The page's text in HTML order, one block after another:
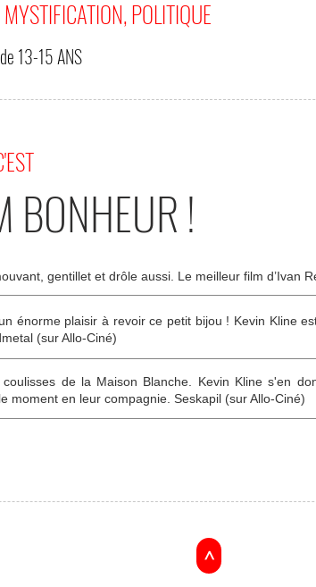
POLITIQUE
13-15 ANS
BONHEUR !
gentillet et drôle aussi. Le meilleur film d’Ivan
énorme plaisir à revoir ce petit bijou ! Kevin Kline
(sur Allo-Ciné)
de la Maison Blanche. Kevin Kline s'en
moment en leur compagnie. Seskapil (sur Allo-Ciné)
>